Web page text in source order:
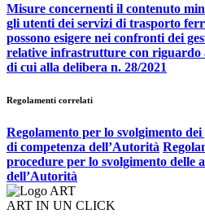
Misure concernenti il contenuto
gli utenti dei servizi di trasporto
possono esigere nei confronti dei
relative infrastrutture con riguardo
di cui alla delibera n. 28/2021
Regolamenti correlati
Regolamento per lo svolgimento
di competenza dell’Autorità
procedure per lo svolgimento delle
dell’Autorità
ART IN UN CLICK